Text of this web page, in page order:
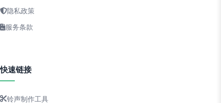
隐私政策
服务条款
快速链接
铃声制作工具